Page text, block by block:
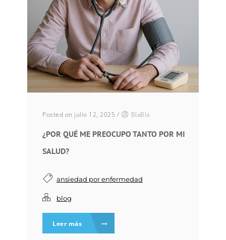
Posted on julio 12, 2025 / BlaBla
¿POR QUÉ ME PREOCUPO TANTO POR MI
SALUD?
ansiedad por enfermedad
blog
Leer más